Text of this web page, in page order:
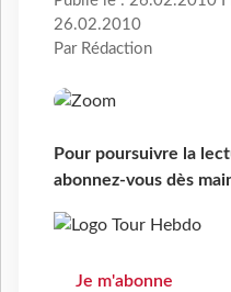
26.02.2010
Par Rédaction
Pour poursuivre la
abonnez-vous dès
Je m'abonne